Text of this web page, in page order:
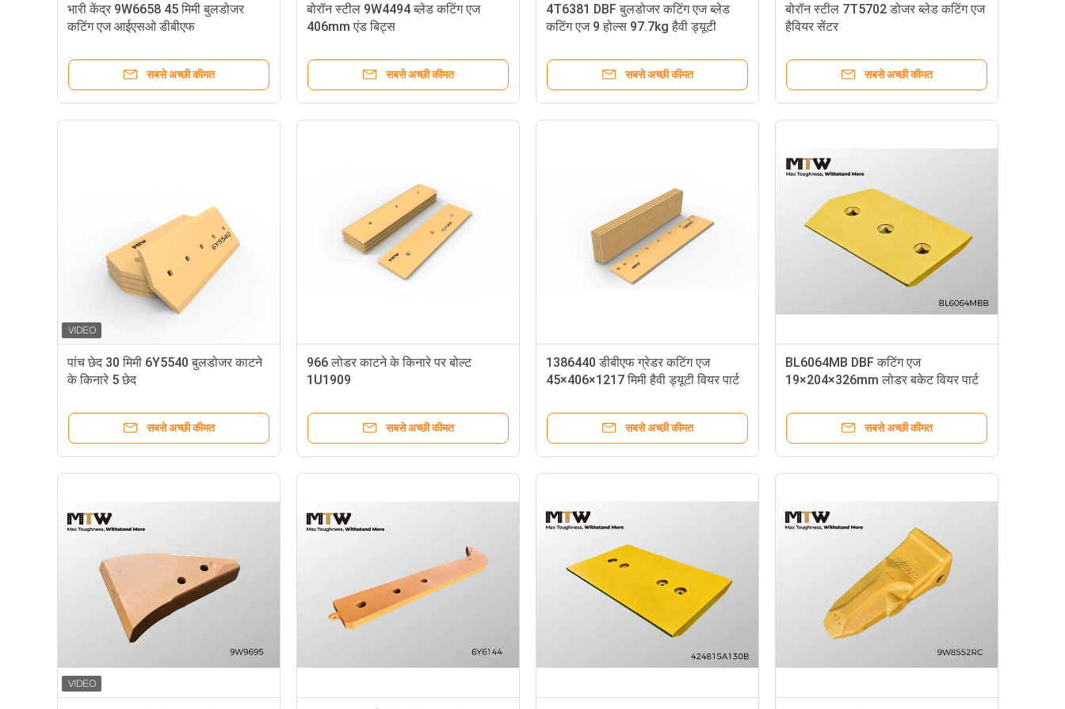
भारी केंद्र 9W6658 45 मिमी बुलडोजर
कटिंग एज आईएसओ डीबीएफ
सबसे अच्छी कीमत
बोरॉन स्टील 9W4494 ब्लेड कटिंग एज
406mm एंड बिट्स
सबसे अच्छी कीमत
4T6381 DBF बुलडोजर कटिंग एज ब्लेड
कटिंग एज 9 होल्स 97.7kg हैवी ड्यूटी
सबसे अच्छी कीमत
बोरॉन स्टील 7T5702 डोजर ब्लेड कटिंग एज
हैवियर सेंटर
सबसे अच्छी कीमत
पांच छेद 30 मिमी 6Y5540 बुलडोजर काटने
के किनारे 5 छेद
सबसे अच्छी कीमत
966 लोडर काटने के किनारे पर बोल्ट
1U1909
सबसे अच्छी कीमत
1386440 डीबीएफ ग्रेडर कटिंग एज
45×406×1217 मिमी हैवी ड्यूटी वियर पार्ट
सबसे अच्छी कीमत
BL6064MB DBF कटिंग एज
19×204×326mm लोडर बकेट वियर पार्ट
सबसे अच्छी कीमत
D155 रिपर शंक 195-78-21320 175-78-31230 490KG